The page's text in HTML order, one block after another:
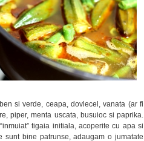
si verde, ceapa, dovlecel, vanata (ar fi
piper, menta uscata, busuioc si paprika.
tigaia initiala, acoperite cu apa si
bine patrunse, adaugam o jumatate